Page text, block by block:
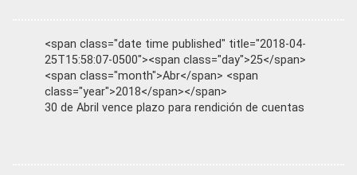
<span class="date time published" title="2018-04-
25T15:58:07-0500"><span class="day">25</span>
<span class="month">Abr</span> <span
class="year">2018</span></span>
30 de Abril vence plazo para rendición de cuentas